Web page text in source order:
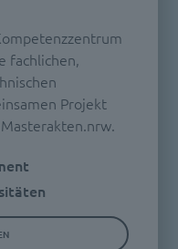
fachlichen,
Projekt